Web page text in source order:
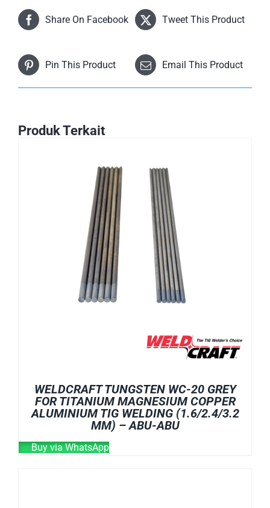
Share On Facebook Tweet This Product
Pin This Product Email This Product
Produk Terkait
WELDCRAFT TUNGSTEN WC-20 GREY
FOR TITANIUM MAGNESIUM COPPER
ALUMINIUM TIG WELDING (1.6/2.4/3.2
MM) – ABU-ABU
Buy via WhatsApp